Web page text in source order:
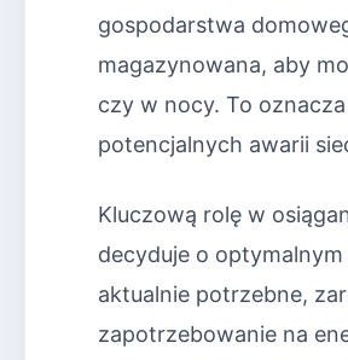
gospodarstwa
magazynowana, aby
czy w nocy. To
potencjalnych awarii
Kluczową rolę w
decyduje o
aktualnie potrzebne,
zapotrzebowanie na